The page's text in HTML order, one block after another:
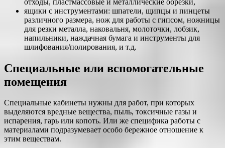
ящики с инструментами: шпатели, щипцы и пинцеты
различного размера, нож для работы с гипсом, ножницы
для резки металла, наковальня, молоточки, лобзик,
напильники, наждачная бумага и инструменты для
шлифования/полирования, и т.д.
Специальные или вспомогательные
помещения
Специальные кабинеты нужны для работ, при которых
выделяются вредные вещества, пыль, токсичные газы и
испарения, гарь или копоть. Или же специфика работы с
материалами подразумевает особо бережное отношение к
этим веществам.